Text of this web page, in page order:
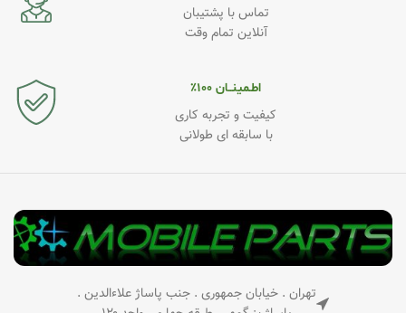
تماس با پشتیبان
آنلاین تمام وقت
اطـمینــان ۱۰۰٪
کیفیت و تجربه کاری
با سابقه ای طولانی
تهران . خیابان جمهوری . جنب پاساژ علاءالدین .